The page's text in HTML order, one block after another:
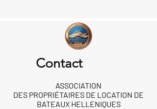
Contact
ASSOCIATION
DES PROPRIÉTAIRES DE LOCATION DE
BATEAUX HELLENIQUES